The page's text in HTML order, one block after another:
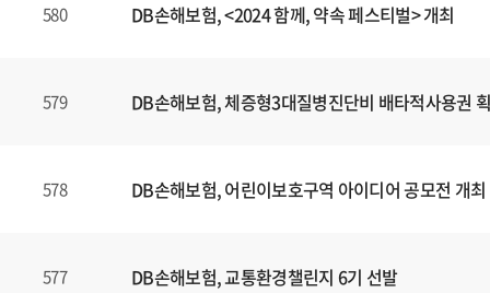
580 DB손해보험, <2024 함께, 약속 페스티벌> 개최
579 DB손해보험, 체증형3대질병진단비 배타적사용권
578 DB손해보험, 어린이보호구역 아이디어 공모전 개최
577 DB손해보험, 교통환경챌린지 6기 선발